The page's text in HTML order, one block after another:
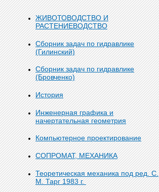
ЖИВОТОВОДСТВО И
РАСТЕНИЕВОДСТВО
Сборник задач по гидравлике
(Гилинский)
Сборник задач по гидравлике
(Бровченко)
История
Инженерная графика и
начертательная геометрия
Компьютерное проектирование
СОПРОМАТ, МЕХАНИКА
Теоретическая механика под ред. С.
М. Тарг 1983 г.